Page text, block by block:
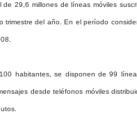
29,6 millones de líneas móviles
trimestre del año. En el período
habitantes, se disponen de 99
desde teléfonos móviles